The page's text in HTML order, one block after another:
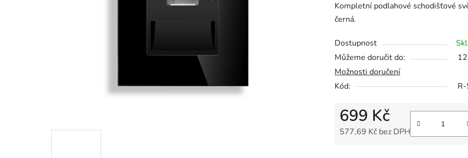
je
0,0
5
hvězdiček.
Kompletní podlahové schodišťové
černá.
Dostupnost
Můžeme doručit do:
Možnosti doručení
Kód:
699 Kč
577,69 Kč bez DPH